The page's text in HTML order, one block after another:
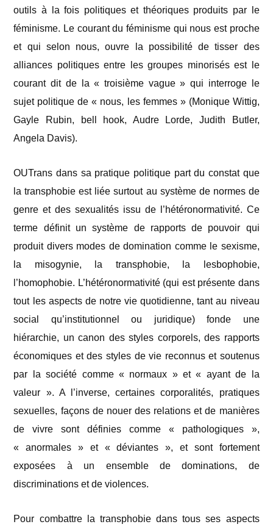
outils à la fois politiques et théoriques produits par le
féminisme. Le courant du féminisme qui nous est proche
et qui selon nous, ouvre la possibilité de tisser des
alliances politiques entre les groupes minorisés est le
courant dit de la « troisième vague » qui interroge le
sujet politique de « nous, les femmes » (Monique Wittig,
Gayle Rubin, bell hook, Audre Lorde, Judith Butler,
Angela Davis).
OUTrans dans sa pratique politique part du constat que
la transphobie est liée surtout au système de normes de
genre et des sexualités issu de l’hétéronormativité. Ce
terme définit un système de rapports de pouvoir qui
produit divers modes de domination comme le sexisme,
la misogynie, la transphobie, la lesbophobie,
l’homophobie. L’hétéronormativité (qui est présente dans
tout les aspects de notre vie quotidienne, tant au niveau
social qu’institutionnel ou juridique) fonde une
hiérarchie, un canon des styles corporels, des rapports
économiques et des styles de vie reconnus et soutenus
par la société comme « normaux » et « ayant de la
valeur ». A l’inverse, certaines corporalités, pratiques
sexuelles, façons de nouer des relations et de manières
de vivre sont définies comme « pathologiques »,
« anormales » et « déviantes », et sont fortement
exposées à un ensemble de dominations, de
discriminations et de violences.
Pour combattre la transphobie dans tous ses aspects